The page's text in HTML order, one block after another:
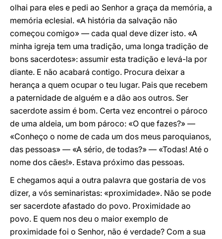
olhai para eles e pedi ao Senhor a graça da memória, a
memória eclesial. «A história da salvação não
começou comigo» — cada qual deve dizer isto. «A
minha igreja tem uma tradição, uma longa tradição de
bons sacerdotes»: assumir esta tradição e levá-la por
diante. E não acabará contigo. Procura deixar a
herança a quem ocupar o teu lugar. Pais que recebem
a paternidade de alguém e a dão aos outros. Ser
sacerdote assim é bom. Certa vez encontrei o pároco
de uma aldeia, um bom pároco: «O que fazes?» —
«Conheço o nome de cada um dos meus paroquianos,
das pessoas» — «A sério, de todas?» — «Todas! Até o
nome dos cães!». Estava próximo das pessoas.
E chegamos aqui a outra palavra que gostaria de vos
dizer, a vós seminaristas: «proximidade». Não se pode
ser sacerdote afastado do povo. Proximidade ao
povo. E quem nos deu o maior exemplo de
proximidade foi o Senhor, não é verdade? Com a sua